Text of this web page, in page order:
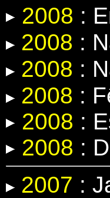
2008 :
2008 :
2008 :
2008 :
2008 :
2008 :
2007 :